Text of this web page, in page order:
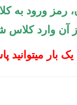
ورود به
از آن وارد کلاس
بار میتوانید